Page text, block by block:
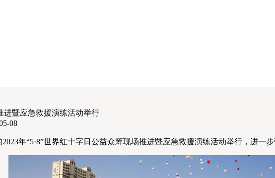
进暨应急救援演练活动举行
05-08
年“5·8”世界红十字日公益众筹现场推进暨应急救援演练活动举行，进一步